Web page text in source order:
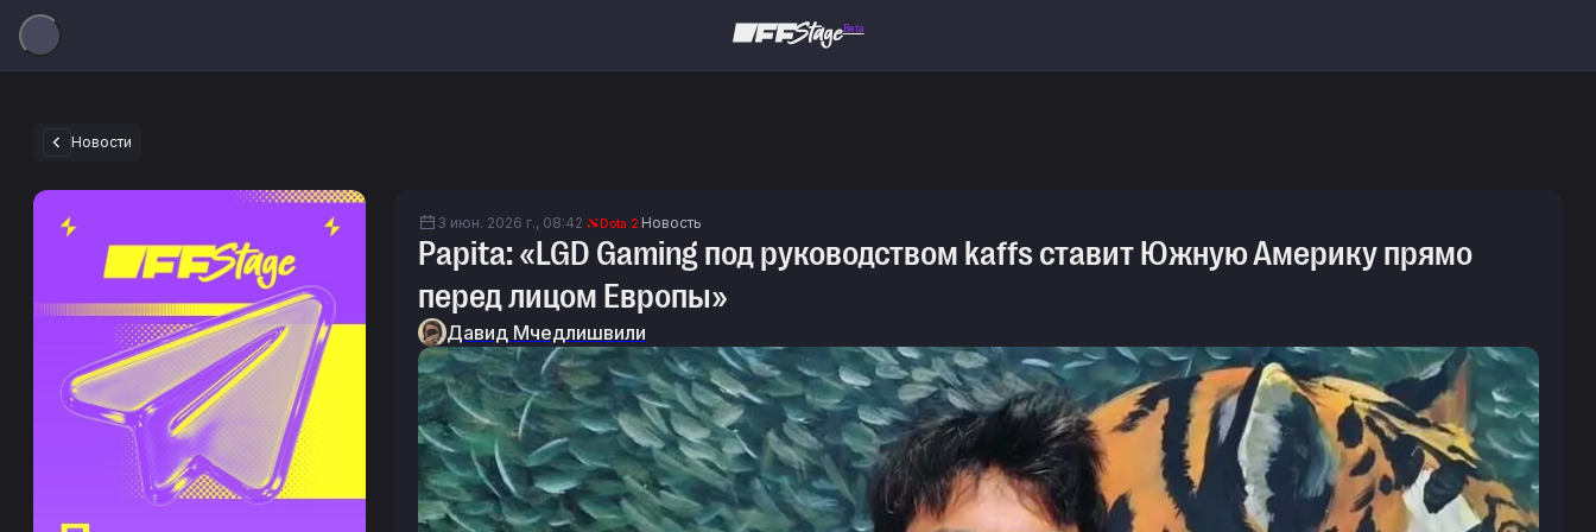
Beta
Новости
3 июн. 2026 г., 08:42 Dota 2 Новость
Papita: «LGD Gaming под руководством kaffs ставит Южную Америку прямо
перед лицом Европы»
Давид Мчедлишвили